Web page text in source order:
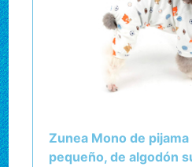
Zunea Mono de
pequeño, de algodón